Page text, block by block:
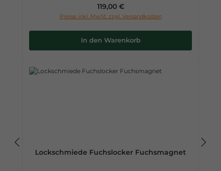
Regulärer Preis:
119,00 €
Preise inkl. MwSt. zzgl. Versandkosten
In den Warenkorb
Lockschmiede Fuchslocker Fuchsmagnet